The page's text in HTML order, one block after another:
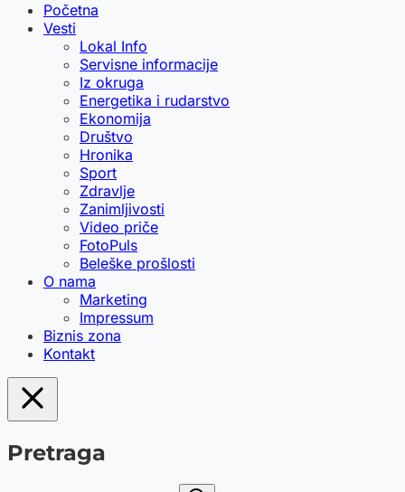
Početna
Vesti
Lokal Info
Servisne informacije
Iz okruga
Energetika i rudarstvo
Ekonomija
Društvo
Hronika
Sport
Zdravlje
Zanimljivosti
Video priče
FotoPuls
Beleške prošlosti
O nama
Marketing
Impressum
Biznis zona
Kontakt
Pretraga